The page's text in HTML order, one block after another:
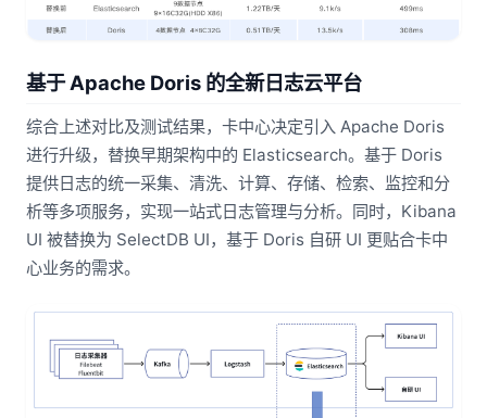
基于 Apache Doris 的全新日志云平台
综合上述对比及测试结果，卡中心决定引入 Apache Doris
进行升级，替换早期架构中的 Elasticsearch。基于 Doris
提供日志的统一采集、清洗、计算、存储、检索、监控和分
析等多项服务，实现一站式日志管理与分析。同时，Kibana
UI 被替换为 SelectDB UI，基于 Doris 自研 UI 更贴合卡中
心业务的需求。